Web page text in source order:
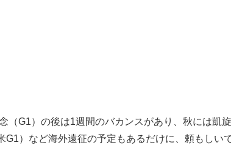
（G1）の後は1週間のバカンスがあり、秋には凱
G1）など海外遠征の予定もあるだけに、頼もしい